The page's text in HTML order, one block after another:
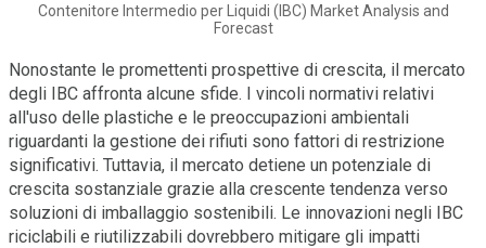
Contenitore Intermedio per Liquidi (IBC) Market Analysis and
Forecast
Nonostante le promettenti prospettive di crescita, il mercato
degli IBC affronta alcune sfide. I vincoli normativi relativi
all'uso delle plastiche e le preoccupazioni ambientali
riguardanti la gestione dei rifiuti sono fattori di restrizione
significativi. Tuttavia, il mercato detiene un potenziale di
crescita sostanziale grazie alla crescente tendenza verso
soluzioni di imballaggio sostenibili. Le innovazioni negli IBC
riciclabili e riutilizzabili dovrebbero mitigare gli impatti